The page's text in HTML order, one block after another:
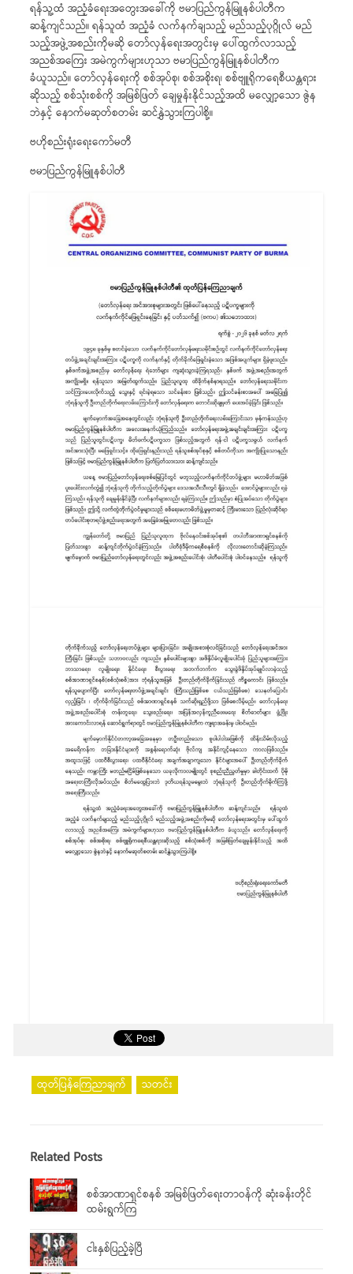
ရန်သူ့ထံ အညံ့ခံရေးအတွေးအခေါ်ကို ဗမာပြည်ကွန်မြူနစ်ပါတီက
ဆန့်ကျင်သည်။ ရန်သူထံ အညံ့ခံ လက်နက်ချသည့် မည်သည့်ပုဂ္ဂိုလ် မည်
သည့်အဖွဲ့အစည်းကိုမဆို တော်လှန်ရေးအတွင်းမှ ပေါ်ထွက်လာသည့်
အညစ်အကြေး အမဲကွက်များဟုသာ ဗမာပြည်ကွန်မြူနစ်ပါတီက
ခံယူသည်။ တော်လှန်ရေးကို စစ်အုပ်စု၊ စစ်အစိုးရ၊ စစ်ဗျူရိုကရေစီယန္တရား
ဆိုသည့် စစ်သုံးစစ်ကို အမြစ်ဖြတ် ချေမှုန်းနိုင်သည့်အထိ မလျှော့သော ဇွဲန
ဘဲနှင့် နောက်မဆုတ်စတမ်း ဆင်နွှဲသွားကြပါစို့။
ဗဟိုစည်းရုံးရေးကော်မတီ
ဗမာပြည်ကွန်မြူနစ်ပါတီ
ထုတ်ပြန်ကြေညာချက် သတင်း
Related Posts
စစ်အာဏာရှင်စနစ် အမြစ်ဖြတ်ရေးတာဝန်ကို ဆုံးခန်းတိုင်
ထမ်းရွက်ကြ
ငါးနှစ်ပြည့်ခဲ့ပြီ